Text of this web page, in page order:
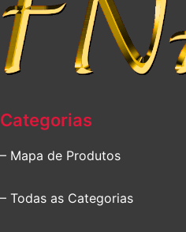
Categorias
– Mapa de Produtos
– Todas as Categorias